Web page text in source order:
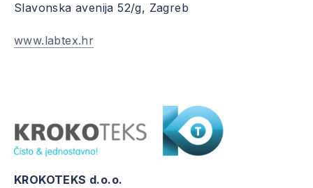
Slavonska avenija 52/g, Zagreb
www.labtex.hr
KROKOTEKS d.o.o.